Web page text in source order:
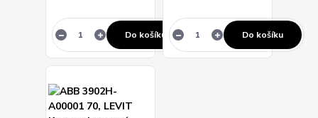
Do košíku Do košíku